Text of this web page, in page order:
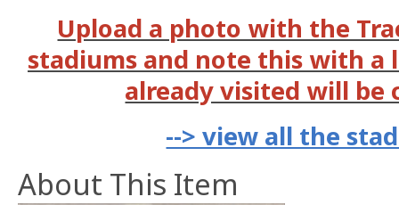
Upload a photo with the
stadiums and note this with a
already visited will be
--> view all the
About This Item